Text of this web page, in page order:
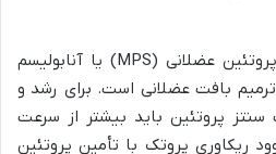
در مقابل کاتابولیسم، سنتز پروتئین عضلانی (MPS) یا آنابولیسم
ترمیم بافت عضلانی است. برای رشد و
پروتئین باید بیشتر از سرعت
ریکاوری پروتک با تأمین پروتئین